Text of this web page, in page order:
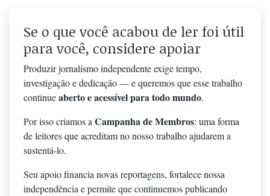
Se o que você acabou de ler foi útil
para você, considere apoiar
Produzir jornalismo independente exige tempo,
investigação e dedicação — e queremos que esse trabalho
continueaberto e acessível para todo mundo.
Por isso criamos aCampanha de Membros: uma forma
de leitores que acreditam no nosso trabalho ajudarem a
sustentá-lo.
Seu apoio financia novas reportagens, fortalece nossa
independência e permite que continuemos publicando